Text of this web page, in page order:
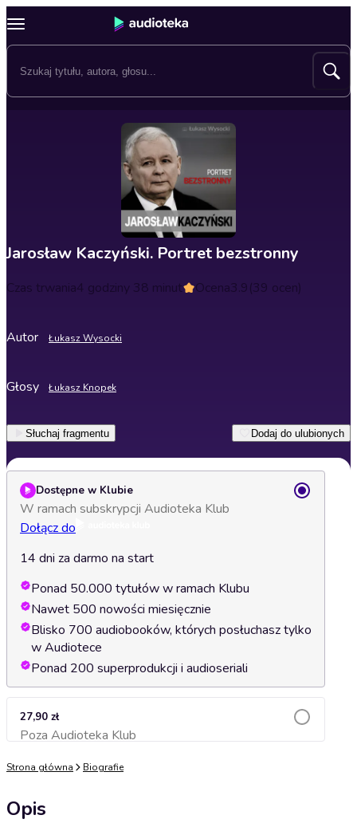
Jarosław Kaczyński. Portret bezstronny
Czas trwania4 godziny 38 minut Ocena3.9(39 ocen)
Autor Łukasz Wysocki
Głosy Łukasz Knopek
Słuchaj fragmentu Dodaj do ulubionych
Dostępne w Klubie
W ramach subskrypcji Audioteka Klub
Dołącz do
14 dni za darmo na start
Ponad 50.000 tytułów w ramach Klubu
Nawet 500 nowości miesięcznie
Blisko 700 audiobooków, których posłuchasz tylko
w Audiotece
Ponad 200 superprodukcji i audioseriali
27,90 zł
Poza Audioteka KlubDodaj do koszyka
Strona główna Biografie
Opis